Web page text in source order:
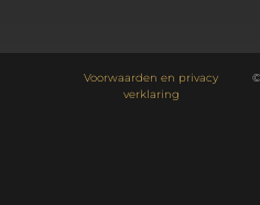
Voorwaarden en privacy
verklaring